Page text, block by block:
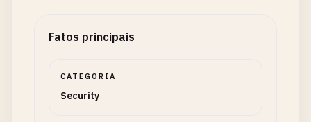
Fatos principais
CATEGORIA
Security